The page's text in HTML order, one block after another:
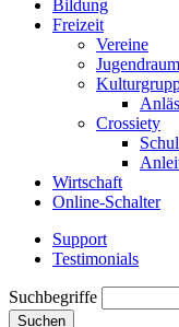
Bildung
Freizeit
Vereine
Jugendraum
Crossiety
Wirtschaft
Online-Schalter
Support
Testimonials
Suchbegriffe
Suchen